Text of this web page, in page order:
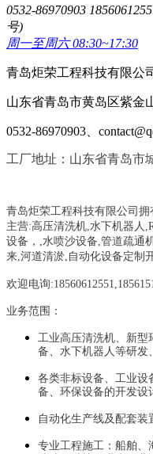
0532-86970903
号)
周一至周六 08:30~17:30
青岛炬荣工程科技有限公
山东省青岛市黄岛区紫金
0532-86970903、
工厂地址：山东省青岛市
青岛炬荣工程科技有限公司
主营:高压清洗机,水下机器人
设备， ,水喷沙设备,管道疏通
来,河道清淤,自动化设备定制
欢迎电询
业务范围：
工业高压清洗机、新型
备、水下机器人等研发
各类非标设备、工业设
备、环保设备的开发设
自动化生产线及配套装
专业工程施工：船舶、